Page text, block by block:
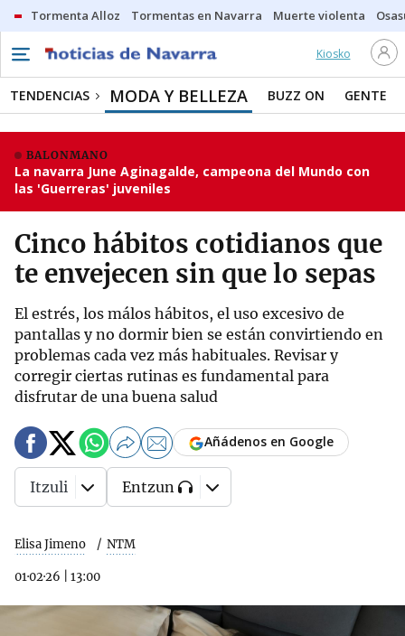
Tormenta Alloz Tormentas en Navarra Muerte violenta
Kiosko
TENDENCIAS MODA Y BELLEZA BUZZ ON GENTE
BALONMANO
La navarra June Aginagalde, campeona del Mundo con
las 'Guerreras' juveniles
Cinco hábitos cotidianos que
te envejecen sin que lo sepas
El estrés, los málos hábitos, el uso excesivo de
pantallas y no dormir bien se están convirtiendo en
problemas cada vez más habituales. Revisar y
corregir ciertas rutinas es fundamental para
disfrutar de una buena salud
Elisa Jimeno NTM
01·02·26 13:00
Añádenos en Google
Itzuli Entzun